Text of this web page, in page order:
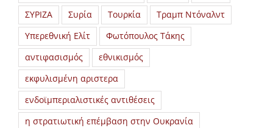
ΣΥΡΙΖΑ
Συρία Τουρκία
Τραμπ Ντόναλντ
Υπερεθνική Ελίτ
Φωτόπουλος Τάκης
αντιφασισμός
εθνικισμός
εκφυλισμένη αριστερα
ενδοϊμπεριαλιστικές αντιθέσεις
η στρατιωτική επέμβαση στην Ουκρανία